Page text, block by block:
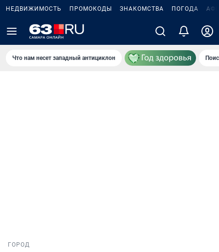
НЕДВИЖИМОСТЬ ПРОМОКОДЫ ЗНАКОМСТВА ПОГОДА
Что нам несет западный антициклон
ГОРОД